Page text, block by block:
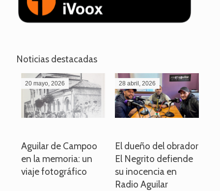
Noticias destacadas
20 mayo, 2026
Aguilar de Campoo
en la memoria: un
viaje fotográfico
28 abril, 2026
El dueño del obrador
El Negrito defiende
su inocencia en
Radio Aguilar